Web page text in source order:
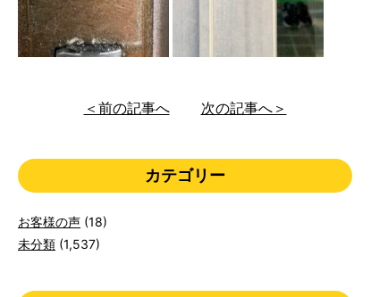
＜前の記事へ 次の記事へ＞
カテゴリー
お客様の声 (18)
未分類 (1,537)